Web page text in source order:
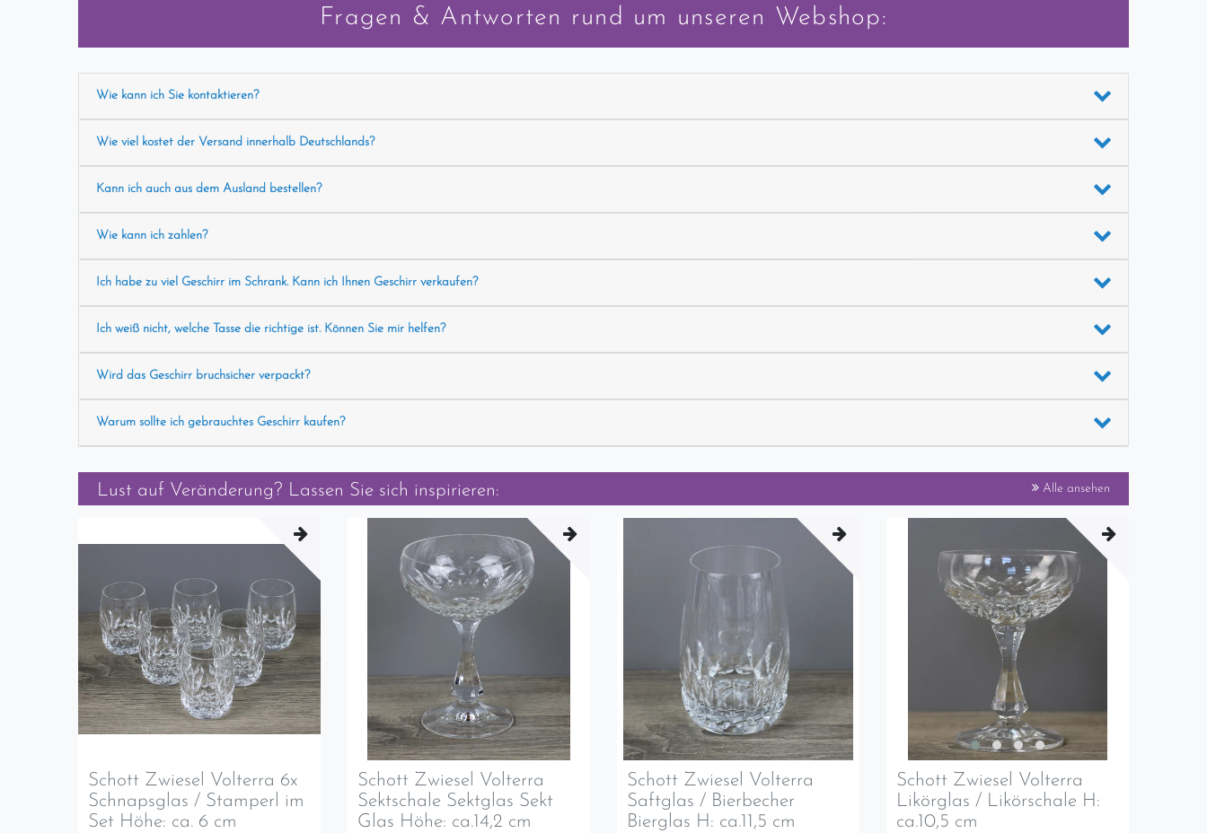
Fragen & Antworten rund um unseren Webshop:
Wie kann ich Sie kontaktieren?
Wie viel kostet der Versand innerhalb Deutschlands?
Kann ich auch aus dem Ausland bestellen?
Wie kann ich zahlen?
Ich habe zu viel Geschirr im Schrank. Kann ich Ihnen Geschirr verkaufen?
Ich weiß nicht, welche Tasse die richtige ist. Können Sie mir helfen?
Wird das Geschirr bruchsicher verpackt?
Warum sollte ich gebrauchtes Geschirr kaufen?
Lust auf Veränderung? Lassen Sie sich inspirieren: Alle ansehen
Schott Zwiesel Volterra 6x
Schnapsglas / Stamperl im
Set Höhe: ca. 6 cm
Schott Zwiesel Volterra
Sektschale Sektglas Sekt
Glas Höhe: ca.14,2 cm
Schott Zwiesel Volterra
Saftglas / Bierbecher
Bierglas H: ca.11,5 cm
Schott Zwiesel Volterra
Likörglas / Likörschale H:
ca.10,5 cm